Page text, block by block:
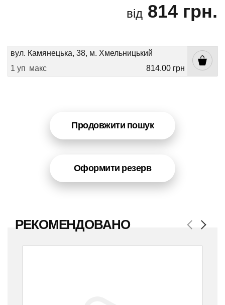
від 814 грн.
вул. Камянецька, 38, м. Хмельницький
1 уп макс 814.00 грн
Продовжити пошук
Оформити резерв
РЕКОМЕНДОВАНО Previous
Next